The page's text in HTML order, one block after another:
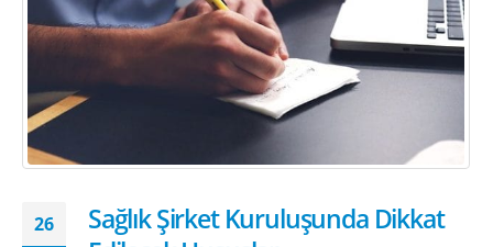
26
Sağlık Şirket Kuruluşunda Dikkat